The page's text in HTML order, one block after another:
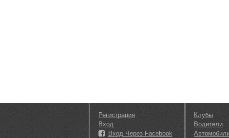
Регистрация
Вход
Вход Через Facebook
Клубы
Водители